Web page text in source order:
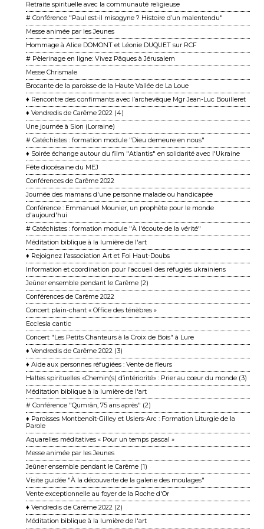
Retraite spirituelle avec la communauté religieuse
# Conférence "Paul est-il misogyne ? Histoire d’un malentendu"
Messe animée par les Jeunes
Hommage à Alice DOMONT et Léonie DUQUET sur RCF
# Pèlerinage en ligne: Vivez Pâques à Jérusalem
Messe Chrismale
Brocante de la paroisse de la Haute Vallée de La Loue
♦ Rencontre des confirmants avec l’archevêque Mgr Jean-Luc Bouilleret
♦ Vendredis de Carême 2022 (4)
Une journée à Sion (Lorraine)
# Catéchistes : formation module "Dieu demeure en nous"
♦ Soirée échange autour du film "Atlantis" en solidarité avec l'Ukraine
Fête diocésaine du MEJ
Conférences de Carême 2022
Journée des mamans d'une personne malade ou handicapée
Conférence : Emmanuel Mounier, un prophète pour le monde
d'aujourd'hui
# Catéchistes : formation module "À l'écoute de la vérité"
Méditation biblique à la lumière de l'art
♦ Rejoignez l'association Art et Foi Haut-Doubs
Information et coordination pour l'accueil des réfugiés ukrainiens
Jeûner ensemble pendant le Carême (2)
Conférences de Carême 2022
Concert plain-chant « Office des ténèbres »
Ecclesia cantic
Concert "Les Petits Chanteurs à la Croix de Bois" à Lure
♦ Vendredis de Carême 2022 (3)
♦ Aide aux personnes réfugiées : Vente de fleurs
Haltes spirituelles «Chemin(s) d’intériorité» : Prier au cœur du monde (3)
Méditation biblique à la lumière de l'art
# Conférence "Qumrân, 75 ans après" (2)
♦ Paroisses Montbenoît-Gilley et Usiers-Arc : Formation Liturgie de la
Parole
Aquarelles méditatives « Pour un temps pascal »
Messe animée par les Jeunes
Jeûner ensemble pendant le Carême (1)
Visite guidée "À la découverte de la galerie des moulages"
Vente exceptionnelle au foyer de la Roche d'Or
♦ Vendredis de Carême 2022 (2)
Méditation biblique à la lumière de l'art